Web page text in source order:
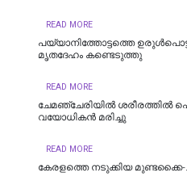
READ MORE
പയ്യാനിത്തോട്ടത്തെ
മൃതദേഹം കണ്ടെടുത്തു
READ MORE
ചേമഞ്ചേരിയില്‍ ശരീരത്തില്‍
വയോധികന്‍ മരിച്ചു
READ MORE
കേരളത്തെ നടുക്കിയ